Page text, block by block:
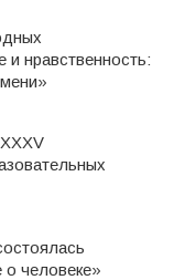
нравственность:
о человеке»